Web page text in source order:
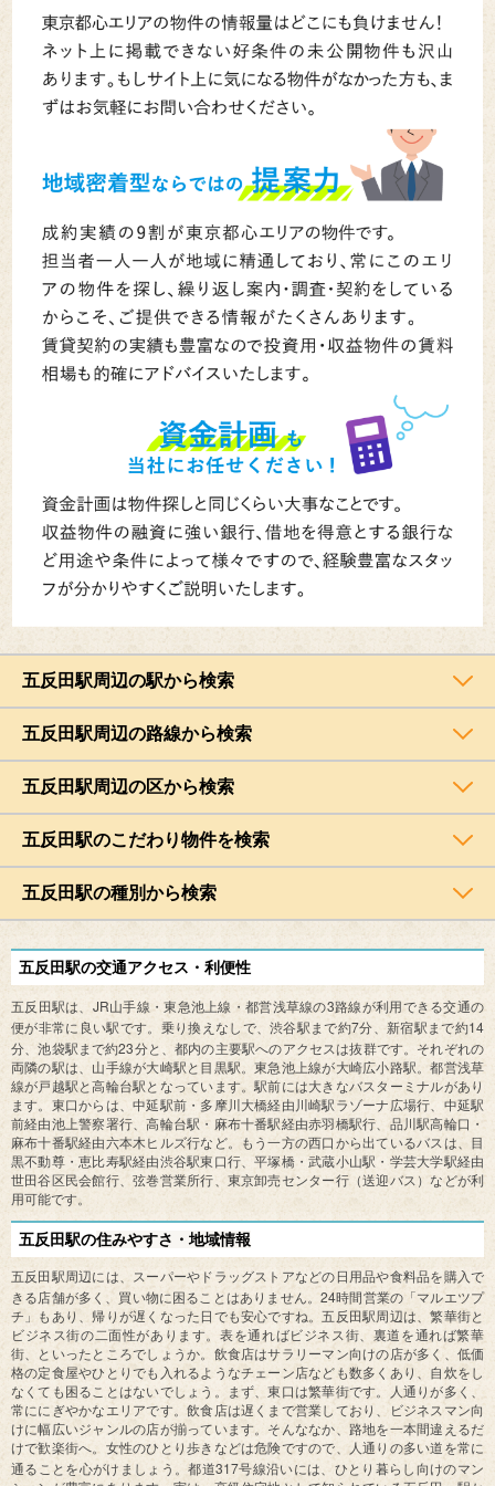
五反田駅周辺の駅から検索
五反田駅周辺の路線から検索
五反田駅周辺の区から検索
五反田駅のこだわり物件を検索
五反田駅の種別から検索
五反田駅の交通アクセス・利便性
五反田駅は、 JR山手線・東急池上線・都営浅草線の3路線が利用できる交通の
便が非常に良い駅です。乗り換えなしで、渋谷駅まで約7分、新宿駅まで約 14
分、池袋駅まで約23 分と、都内の主要駅へのアクセスは抜群です。それぞれの
両隣の駅は、山手線が大崎駅と目黒駅。東急池上線が大崎広小路駅。都営浅草
線が戸越駅と高輪台駅となっています。駅前には大きなバスターミナルがあり
ます。東口からは、中延駅前・多摩川大橋経由川崎駅ラゾーナ広場行、中延駅
前経由池上警察署行、高輪台駅・麻布十番駅経由赤羽橋駅行、品川駅高輪口・
麻布十番駅経由六本木ヒルズ行など。もう一方の西口から出ているバスは、目
黒不動尊・恵比寿駅経由渋谷駅東口行、平塚橋・武蔵小山駅・学芸大学駅経由
世田谷区民会館行、弦巻営業所行、東京卸売センター行（送迎バス）などが利
用可能です。
五反田駅の住みやすさ・地域情報
五反田駅周辺には、スーパーやドラッグストアなどの日用品や食料品を購入で
きる店舗が多く、買い物に困ることはありません。24時間営業の「マルエツプ
チ」もあり、帰りが遅くなった日でも安心ですね。五反田駅周辺は、繁華街と
ビジネス街の二面性があります。表を通ればビジネス街、裏道を通れば繁華
街、といったところでしょうか。飲食店はサラリーマン向けの店が多く、低価
格の定食屋やひとりでも入れるようなチェーン店なども数多くあり、自炊をし
なくても困ることはないでしょう。まず、東口は繁華街です。人通りが多く、
常ににぎやかなエリアです。飲食店は遅くまで営業しており、ビジネスマン向
けに幅広いジャンルの店が揃っています。そんななか、路地を一本間違えるだ
けで歓楽街へ。女性のひとり歩きなどは危険ですので、人通りの多い道を常に
通ることを心がけましょう。都道317 号線沿いには、ひとり暮らし向けのマン